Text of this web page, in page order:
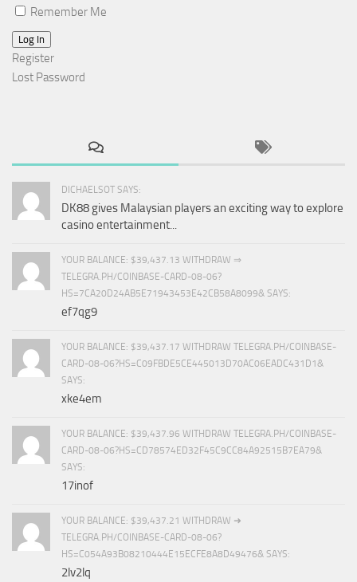
Remember Me
Log In
Register
Lost Password
DICHAELSOT SAYS:
DK88 gives Malaysian players an exciting way to explore
casino entertainment...
YOUR BALANCE: $39,437.13 WITHDRAW ⇒
TELEGRA.PH/COINBASE-CARD-08-06?
HS=7CA20D24AB5E71943453E42CB58A8099& SAYS:
ef7qg9
YOUR BALANCE: $39,437.17 WITHDRAW TELEGRA.PH/COINBASE-
CARD-08-06?HS=C09FBDE5CE445013D70AC06EADC431D1&
SAYS:
xke4em
YOUR BALANCE: $39,437.96 WITHDRAW TELEGRA.PH/COINBASE-
CARD-08-06?HS=CD78574ED32F45C9CC84A92515B7EA79&
SAYS:
17inof
YOUR BALANCE: $39,437.21 WITHDRAW ➜
TELEGRA.PH/COINBASE-CARD-08-06?
HS=C054A93B08210444E15ECFE8A8D49476& SAYS:
2lv2lq